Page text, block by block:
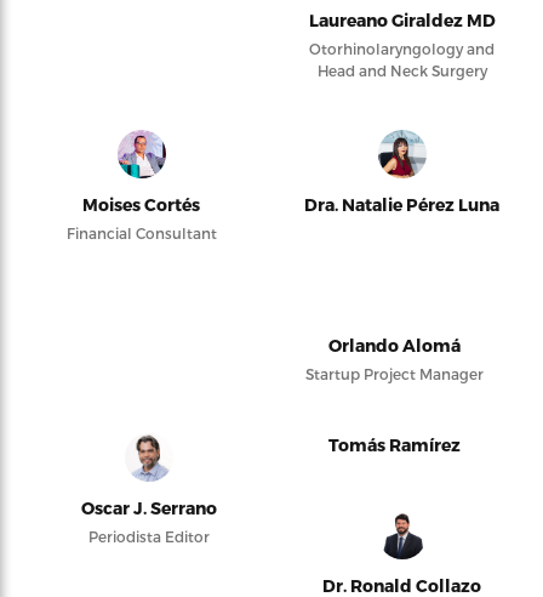
Laureano Giraldez MD
Otorhinolaryngology and
Head and Neck Surgery
Moises Cortés
Financial Consultant
Dra. Natalie Pérez Luna
Orlando Alomá
Startup Project Manager
Oscar J. Serrano
Periodista Editor
Tomás Ramírez
Dr. Ronald Collazo